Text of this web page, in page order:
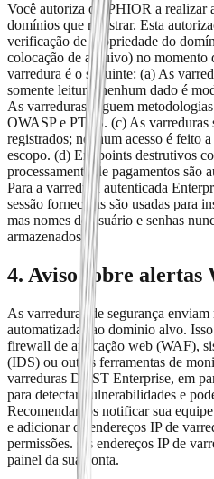
Você autoriza o SPHIOR a realizar
domínios que registrar. Esta
verificação de propriedade do
colocação de arquivo) no momento
varredura é o seguinte: (a) As
somente leitura; nenhum dado é
As varreduras seguem
OWASP e PTES. (c) As varreduras
registrados; nenhum acesso é feito
escopo. (d) Endpoints destrutivos
processamento de pagamentos são
Para a varredura autenticada
sessão fornecidas são usadas para
mas nomes de usuário e senhas
armazenados.
4. Aviso sobre alertas
As varreduras de segurança enviam
automatizadas ao domínio alvo.
firewall de aplicação web (WAF),
(IDS) ou outras ferramentas de
varreduras DAST Enterprise, em
para detectar vulnerabilidades e
Recomendamos notificar sua
e adicionar os endereços IP de
permissões. Os endereços IP de
painel da sua conta.